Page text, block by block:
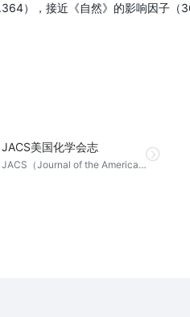
），接近《自然》的影响因子（
JACS美国化学会志
JACS（Journal of the American Chemical Society）是美国化学学会发行的一区学术期刊，于1879年创刊，该期刊涉及化学领域的所有内容。根据ISI的统计数据，JACS是化学领域内被引最多的期刊，其影响因子为14.695（2018年）。目前该期刊的编辑是犹他大学的彼得·斯唐（Peter J. Stang）。